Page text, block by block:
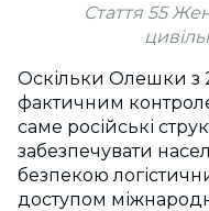
Стаття 55
Оскільки Олешки з
фактичним
саме російські
забезпечувати
безпекою
доступом